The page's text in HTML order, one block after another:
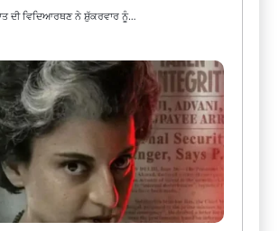
ਦੀ ਵਿਦਿਆਰਥਣ ਨੇ ਸ਼ੁੱਕਰਵਾਰ ਨੂੰ…